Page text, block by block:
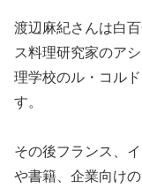
渡辺麻紀さんは白
ス料理研究家のア
理学校のル・コル
す。
その後フランス、
や書籍、企業向け